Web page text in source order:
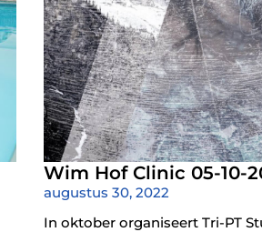
Wim Hof Clinic 05-10-
augustus 30, 2022
In oktober organiseert Tri-PT